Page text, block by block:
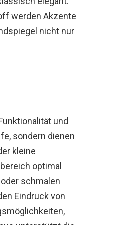
werden Akzente
nicht nur
und
sondern dienen
kleine
optimal
schmalen
Eindruck von